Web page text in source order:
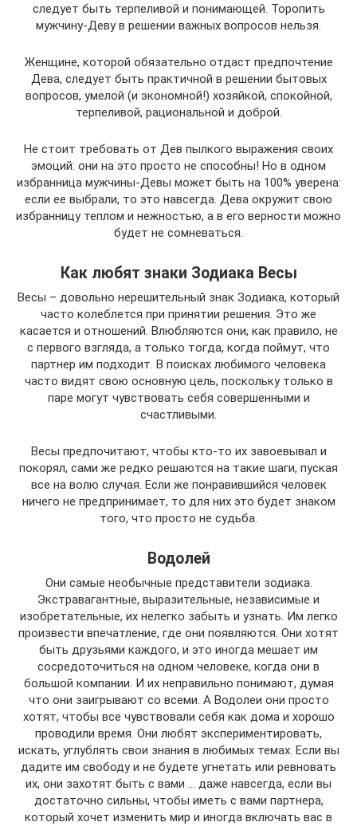
следует быть терпеливой и понимающей. Торопить
мужчину-Деву в решении важных вопросов нельзя.
Женщине, которой обязательно отдаст предпочтение
Дева, следует быть практичной в решении бытовых
вопросов, умелой (и экономной!) хозяйкой, спокойной,
терпеливой, рациональной и доброй.
Не стоит требовать от Дев пылкого выражения своих
эмоций: они на это просто не способны! Но в одном
избранница мужчины-Девы может быть на 100% уверена:
если ее выбрали, то это навсегда. Дева окружит свою
избранницу теплом и нежностью, а в его верности можно
будет не сомневаться.
Как любят знаки Зодиака Весы
Весы – довольно нерешительный знак Зодиака, который
часто колеблется при принятии решения. Это же
касается и отношений. Влюбляются они, как правило, не
с первого взгляда, а только тогда, когда поймут, что
партнер им подходит. В поисках любимого человека
часто видят свою основную цель, поскольку только в
паре могут чувствовать себя совершенными и
счастливыми.
Весы предпочитают, чтобы кто-то их завоевывал и
покорял, сами же редко решаются на такие шаги, пуская
все на волю случая. Если же понравившийся человек
ничего не предпринимает, то для них это будет знаком
того, что просто не судьба.
Водолей
Они самые необычные представители зодиака.
Экстравагантные, выразительные, независимые и
изобретательные, их нелегко забыть и узнать. Им легко
произвести впечатление, где они появляются. Они хотят
быть друзьями каждого, и это иногда мешает им
сосредоточиться на одном человеке, когда они в
большой компании. И их неправильно понимают, думая
что они заигрывают со всеми. А Водолеи они просто
хотят, чтобы все чувствовали себя как дома и хорошо
проводили время. Они любят экспериментировать,
искать, углублять свои знания в любимых темах. Если вы
дадите им свободу и не будете угнетать или ревновать
их, они захотят быть с вами … даже навсегда, если вы
достаточно сильны, чтобы иметь с вами партнера,
который хочет изменить мир и иногда включать вас в